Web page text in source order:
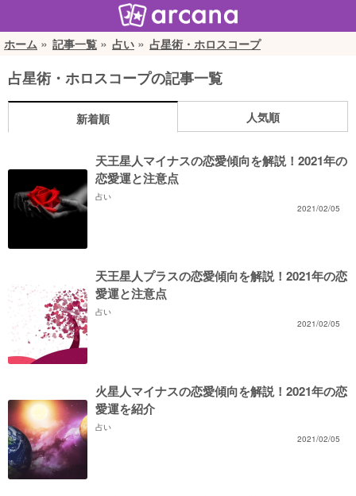
ホーム 記事一覧 占い 占星術・ホロスコープ
占星術・ホロスコープの記事一覧
新着順 人気順
天王星人マイナスの恋愛傾向を解説！2021年の
恋愛運と注意点
占い
2021/02/05
天王星人プラスの恋愛傾向を解説！2021年の恋
愛運と注意点
占い
2021/02/05
火星人マイナスの恋愛傾向を解説！2021年の恋
愛運を紹介
占い
2021/02/05